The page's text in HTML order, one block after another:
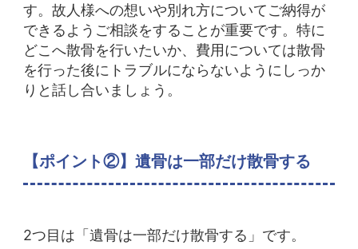
す。 故人様への想いや別れ方についてご納得が
できるようご相談をすることが重要です。 特に
どこへ散骨を行いたいか、費用については散骨
を行った後にトラブルにならないようにしっか
りと話し合いましょう。
【ポイント②】遺骨は一部だけ散骨する
2つ目は「遺骨は一部だけ散骨する」です。